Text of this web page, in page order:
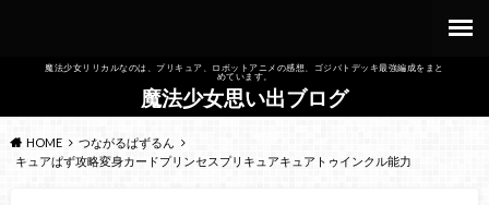
魔法少女リリカルなのは、プリキュア、ロボットアニメの感想、ゴジバトデッキ最強編成をまと
めています。
魔法少女思い出ブログ
HOME
つながるぱずるん
キュアぱず攻略変身カードプリンセスプリキュアキュアトゥインクル能力